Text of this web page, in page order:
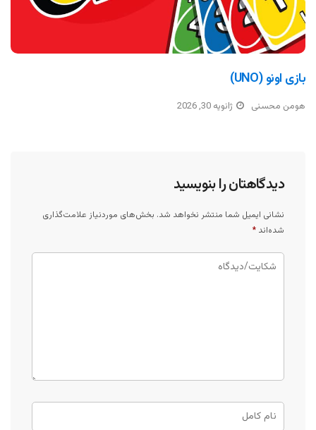
بازی اونو (UNO)
هومن محسنی ژانویه 30, 2026
دیدگاهتان را بنویسید
نشانی ایمیل شما منتشر نخواهد شد. بخش‌های موردنیاز علامت‌گذاری
شده‌اند *